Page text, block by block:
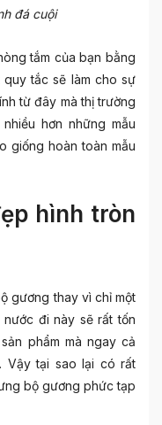
đá cuội
tắm của bạn bằng
tắc sẽ làm cho sự
từ đây mà thị trường
hơn những mẫu
giống hoàn toàn mẫu
hình tròn
gương thay vì chỉ một
đi này sẽ rất tốn
phẩm mà ngay cả
Vậy tại sao lại có rất
bộ gương phức tạp